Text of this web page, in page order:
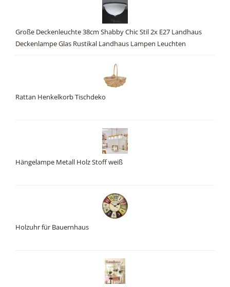
Große Deckenleuchte 38cm Shabby Chic Stil 2x E27 Landhaus
Deckenlampe Glas Rustikal Landhaus Lampen Leuchten
Rattan Henkelkorb Tischdeko
Hängelampe Metall Holz Stoff weiß
Holzuhr für Bauernhaus